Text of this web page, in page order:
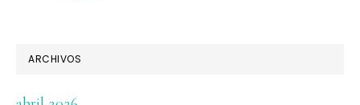
ARCHIVOS